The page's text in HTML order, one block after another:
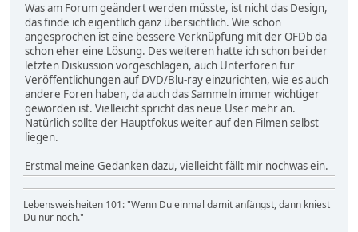
Was am Forum geändert werden müsste, ist nicht das Design,
das finde ich eigentlich ganz übersichtlich. Wie schon
angesprochen ist eine bessere Verknüpfung mit der OFDb da
schon eher eine Lösung. Des weiteren hatte ich schon bei der
letzten Diskussion vorgeschlagen, auch Unterforen für
Veröffentlichungen auf DVD/Blu-ray einzurichten, wie es auch
andere Foren haben, da auch das Sammeln immer wichtiger
geworden ist. Vielleicht spricht das neue User mehr an.
Natürlich sollte der Hauptfokus weiter auf den Filmen selbst
liegen.
Erstmal meine Gedanken dazu, vielleicht fällt mir nochwas ein.
Lebensweisheiten 101: "Wenn Du einmal damit anfängst, dann kniest
Du nur noch."